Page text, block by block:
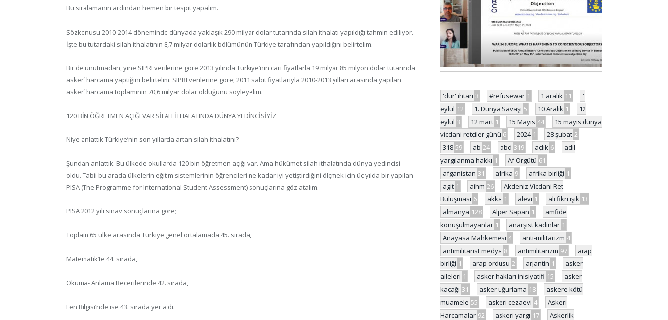
Bu sıralamanın ardından hemen bir tespit yapalım.
Sözkonusu 2010-2014 döneminde dünyada yaklaşık 290 milyar dolar tutarında silah ithalatı yapıldığı tahmin ediliyor.
İşte bu tutardaki silah ithalatının 8,7 milyar dolarlık bölümünün Türkiye tarafından yapıldığını belirtelim.
Bir de unutmadan, yine SIPRI verilerine göre 2013 yılında Türkiye’nin cari fiyatlarla 19 milyar 85 milyon dolar tutarında
askerî harcama yaptığını belirtelim. SIPRI verilerine göre; 2011 sabit fiyatlarıyla 2010-2013 yılları arasında yapılan
askerî harcama toplamının 70,6 milyar dolar olduğunu söyleyelim.
120 BİN ÖĞRETMEN AÇIĞI VAR SİLAH İTHALATINDA DÜNYA YEDİNCİSİYİZ
Niye anlattık Türkiye’nin son yıllarda artan silah ithalatını?
Şundan anlattık. Bu ülkede okullarda 120 bin öğretmen açığı var. Ama hükümet silah ithalatında dünya yedincisi
oldu. Tabii bu arada ülkelerin eğitim sistemlerinin öğrencileri ne kadar iyi yetiştirdiğini ölçmek için üç yılda bir yapılan
PISA (The Programme for International Student Assessment) sonuçlarına göz atalım.
PISA 2012 yılı sınav sonuçlarına göre;
Toplam 65 ülke arasında Türkiye genel ortalamada 45. sırada,
Matematik’te 44. sırada,
Okuma- Anlama Becerilerinde 42. sırada,
Fen Bilgisi’nde ise 43. sırada yer aldı.
'dur' ihtarı 3 #refusewar 1 1 aralık 11
1
eylül 12 1. Dünya Savaşı 5 10 Aralık 1
12
eylül 3 12 mart 1 15 Mayıs 44
15 mayıs dünya
vicdani retçiler günü 6 2024 1 28 şubat 2
318 59 ab 24 abd 319 açlık 6
adil
yargılanma hakkı 1 Af Örgütü 61
afganistan 31 afrika 9 afrika birliği 1
agit 1 aihm 26
Akdeniz Vicdani Ret
Buluşması 6 akka 1 alevi 1 ali fikri ışık 13
almanya 128 Alper Sapan 1
amfide
konuşulmayanlar 1 anarşist kadınlar 1
Anayasa Mahkemesi 4 anti-militarizm 4
antimilitarist medya 8 antimilitarizm 97
arap
birliği 1 arap ordusu 2 arjantin 1
asker
aileleri 1 asker hakları inisiyatifi 15
asker
kaçağı 31 asker uğurlama 18
askere kötü
muamele 55 askeri cezaevi 4
Askeri
Harcamalar 92 askeri yargı 17
Askerlik